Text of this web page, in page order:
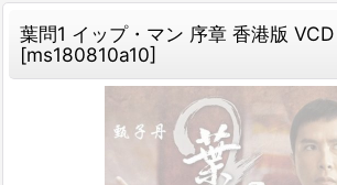
葉問1 イップ・マン 序章 香港版 VCD
[ms180810a10]